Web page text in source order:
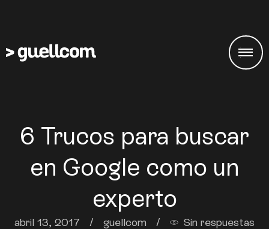
6 Trucos para buscar
en Google como un
experto
abril 13, 2017 / guellcom / Sin respuestas